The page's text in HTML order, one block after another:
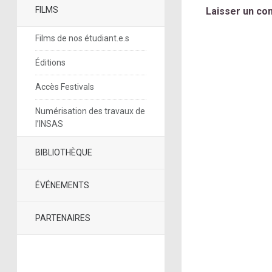
FILMS
Films de nos étudiant.e.s
Éditions
Accès Festivals
Numérisation des travaux de
l’INSAS
BIBLIOTHÈQUE
ÉVÉNEMENTS
PARTENAIRES
Laisser un